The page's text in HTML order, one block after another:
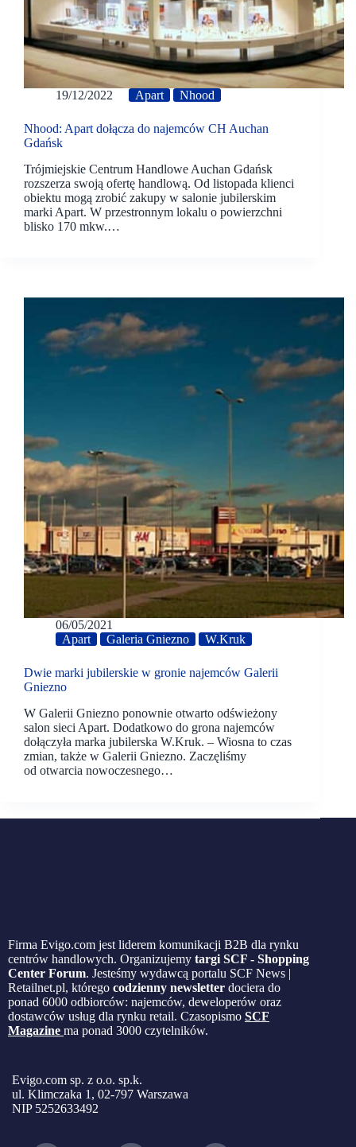
19/12/2022 Apart Nhood
Nhood: Apart dołącza do najemców CH Auchan
Gdańsk
Trójmiejskie Centrum Handlowe Auchan Gdańsk
rozszerza swoją ofertę handlową. Od listopada klienci
obiektu mogą zrobić zakupy w salonie jubilerskim
marki Apart. W przestronnym lokalu o powierzchni
blisko 170 mkw.…
06/05/2021
Apart
Galeria Gniezno W.Kruk
Dwie marki jubilerskie w gronie najemców Galerii
Gniezno
W Galerii Gniezno ponownie otwarto odświeżony
salon sieci Apart. Dodatkowo do grona najemców
dołączyła marka jubilerska W.Kruk. – Wiosna to czas
zmian, także w Galerii Gniezno. Zaczęliśmy
od otwarcia nowoczesnego…
Firma Evigo.com jest liderem komunikacji B2B dla rynku
centrów handlowych. Organizujemy targi SCF - Shopping
Center Forum. Jesteśmy wydawcą portalu SCF News |
Retailnet.pl, którego codzienny newsletter dociera do
ponad 6000 odbiorców: najemców, deweloperów oraz
dostawców usług dla rynku retail. Czasopismo SCF
Magazine ma ponad 3000 czytelników.
Evigo.com sp. z o.o. sp.k.
ul. Klimczaka 1, 02-797 Warszawa
NIP 5252633492